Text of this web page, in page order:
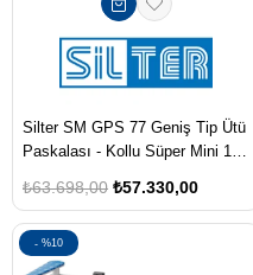
Silter SM GPS 77 Geniş Tip Ütü
Paskalası - Kollu Süper Mini 1, 2
Bez Dahil
₺57.330,00
₺63.698,00
%10